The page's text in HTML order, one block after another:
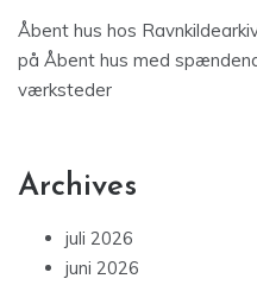
Åbent hus hos
på Åbent hus med
værksteder
Archives
juli 2026
juni 2026